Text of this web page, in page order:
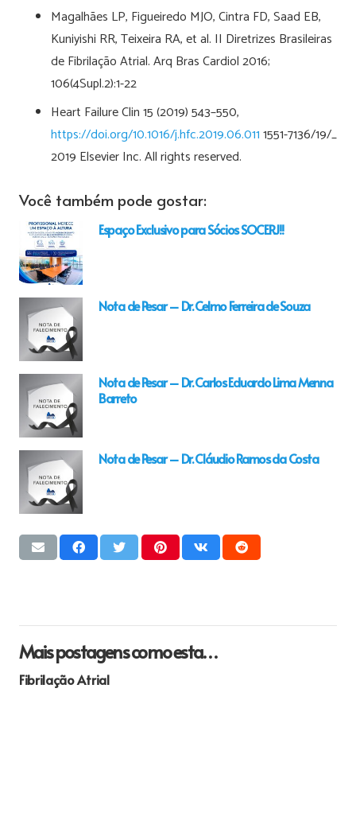
Magalhães LP, Figueiredo MJO, Cintra FD, Saad EB,
Kuniyishi RR, Teixeira RA, et al. II Diretrizes Brasileiras
de Fibrilação Atrial. Arq Bras Cardiol 2016;
106(4Supl.2):1-22
Heart Failure Clin 15 (2019) 543–550,
https://doi.org/10.1016/j.hfc.2019.06.0111551-7136/19/_
2019 Elsevier Inc. All rights reserved.
Você também pode gostar:
Espaço Exclusivo para Sócios SOCERJ!!
Nota de Pesar – Dr. Celmo Ferreira de Souza
Nota de Pesar – Dr. Carlos Eduardo Lima Menna
Barreto
Nota de Pesar – Dr. Cláudio Ramos da Costa
Mais postagens como esta…
Fibrilação Atrial